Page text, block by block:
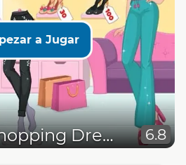
a Jugar
Girls Photo Shopping Dress-Up 6.8